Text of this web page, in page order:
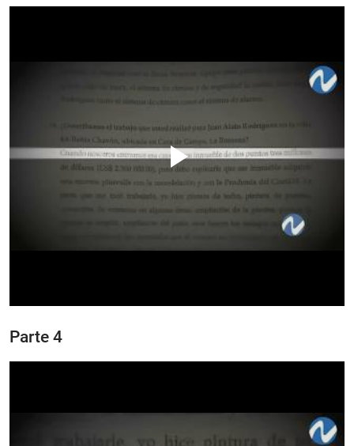
Parte 4